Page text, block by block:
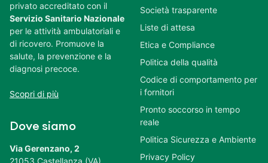
privato accreditato con il
Servizio Sanitario Nazionale
per le attività ambulatoriali e
di ricovero. Promuove la
salute, la prevenzione e la
diagnosi precoce.
Scopri di più
Dove siamo
Via Gerenzano, 2
21053 Castellanza (VA)
Società trasparente
Liste di attesa
Etica e Compliance
Politica della qualità
Codice di comportamento per
i fornitori
Pronto soccorso in tempo
reale
Politica Sicurezza e Ambiente
Privacy Policy